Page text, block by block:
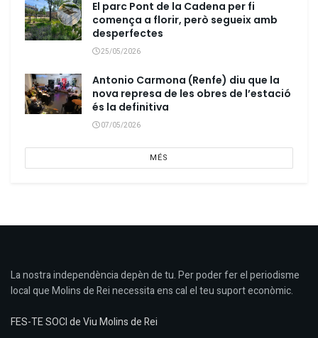
El parc Pont de la Cadena per fi
comença a florir, però segueix amb
desperfectes
25/05/2026
Antonio Carmona (Renfe) diu que la
nova represa de les obres de l’estació
és la definitiva
07/05/2026
MÉS
La nostra independència depèn de tu. Per poder fer el periodisme
local que Molins de Rei necessita ens cal el teu suport econòmic.
FES-TE SOCI de Viu Molins de Rei